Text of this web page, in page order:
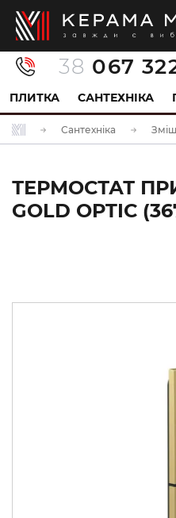
38 067
ПЛИТКА САНТЕХНІКА
Сантехніка
ТЕРМОСТАТ
GOLD OPTIC